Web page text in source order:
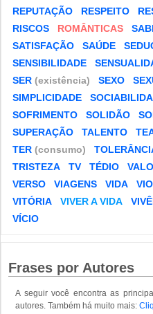
REPUTAÇÃO
RESPEITO
RISCOS
ROMÂNTICAS
SATISFAÇÃO
SAÚDE
SENSIBILIDADE
SER (existência) SEXO
SIMPLICIDADE
SOFRIMENTO
SOLIDÃO
SUPERAÇÃO
TALENTO
TER (consumo)
TRISTEZA
TV TÉDIO
VERSO
VIAGENS VIDA
VITÓRIA
VIVER A VIDA
VÍCIO
Frases por Autores
A seguir você encontra as
autores. Também há muito mais: